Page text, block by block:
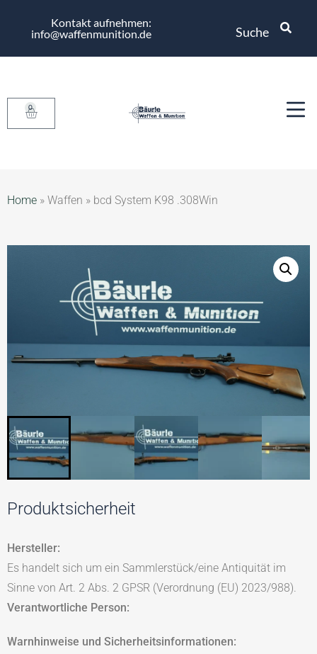
Kontakt aufnehmen:
info@waffenmunition.de
Suche
0
Home » Waffen » bcd System K98 .308Win
Produktsicherheit
Hersteller:
Es handelt sich um ein Sammlerstück/eine Antiquität im
Sinne von Art. 2 Abs. 2 GPSR (Verordnung (EU) 2023/988).
Verantwortliche Person:
Warnhinweise und Sicherheitsinformationen: